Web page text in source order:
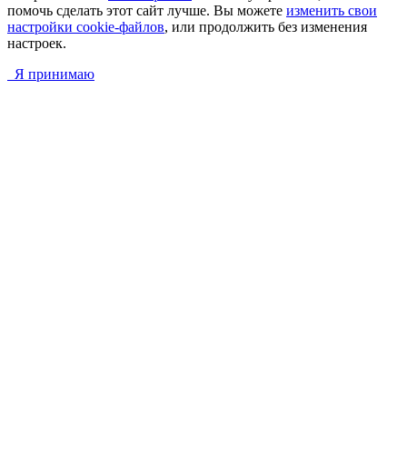
помочь сделать этот сайт лучше. Вы можете изменить свои
настройки cookie-файлов, или продолжить без изменения
настроек.
Я принимаю